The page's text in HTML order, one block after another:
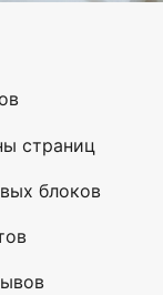
страниц
блоков